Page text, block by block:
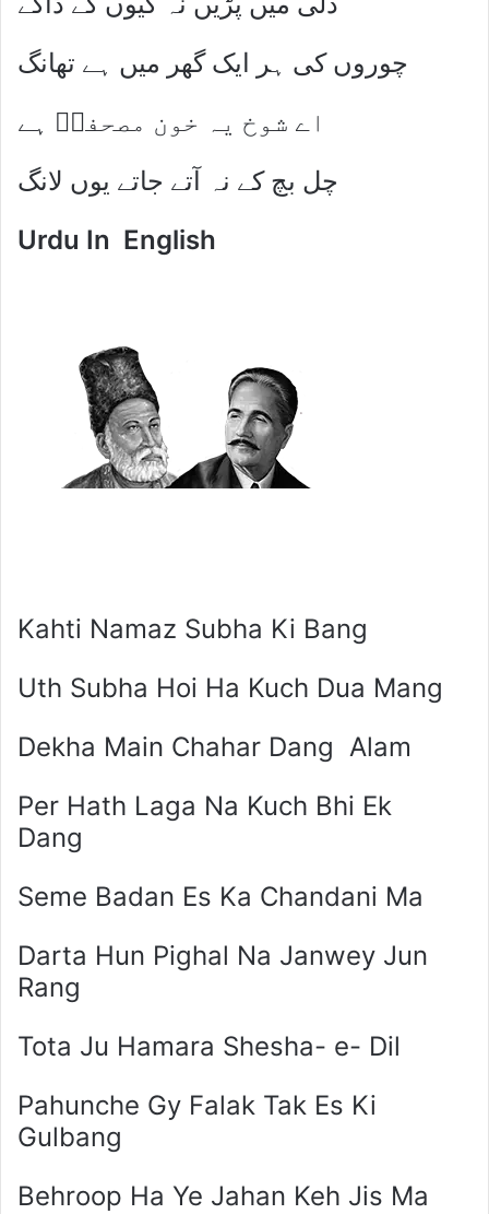
چوروں کی ہر ایک گھر میں ہے تھانگ
اے شوخ یہ خون مصحفیؔ ہے
چل بچ کے نہ آتے جاتے یوں لانگ
Urdu In English
Kahti Namaz Subha Ki Bang
Uth Subha Hoi Ha Kuch Dua Mang
Dekha Main Chahar Dang Alam
Per Hath Laga Na Kuch Bhi Ek
Dang
Seme Badan Es Ka Chandani Ma
Darta Hun Pighal Na Janwey Jun
Rang
Tota Ju Hamara Shesha- e- Dil
Pahunche Gy Falak Tak Es Ki
Gulbang
Behroop Ha Ye Jahan Keh Jis Ma